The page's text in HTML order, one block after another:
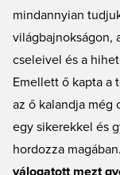
mindannyian
világbajnokságon,
cseleivel és a
Emellett ő kapta a
az ő kalandja még
egy sikerekkel és
hordozza
válogatott mezt